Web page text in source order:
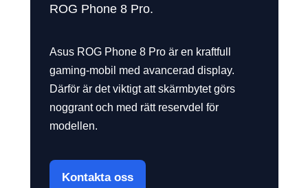
ROG Phone 8 Pro.
Asus ROG Phone 8 Pro är en kraftfull
gaming-mobil med avancerad display.
Därför är det viktigt att skärmbytet görs
noggrant och med rätt reservdel för
modellen.
Kontakta oss